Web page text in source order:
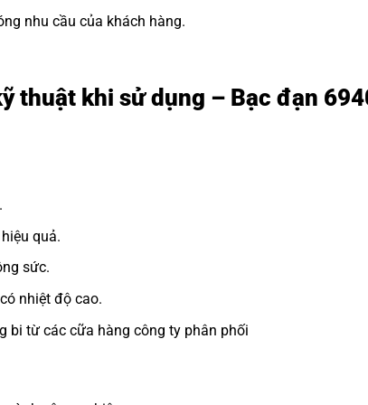
nhu cầu của khách hàng.
thuật khi sử dụng – Bạc đạn
quả.
sức.
nhiệt độ cao.
bi từ các cữa hàng công ty phân phối